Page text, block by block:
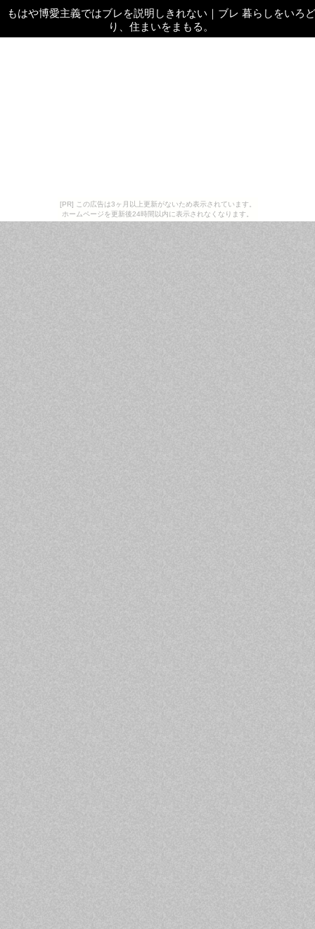
[PR] この広告は3ヶ月以上更新がないため表示されています。
ホームページを更新後24時間以内に表示されなくなります。
もはや博愛主義ではブレを説明しきれない ｜ ブレ 暮らしをいろど
り、住まいをまもる。